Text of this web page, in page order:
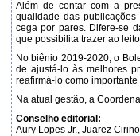
Além de contar com a
qualidade das
cega por pares. Difere-se
que possibilita trazer ao
No biênio 2019-2020, o
de ajustá-lo às melhores
reafirmá-lo como
Na atual gestão, a
Conselho editorial:
Aury Lopes Jr., Juarez